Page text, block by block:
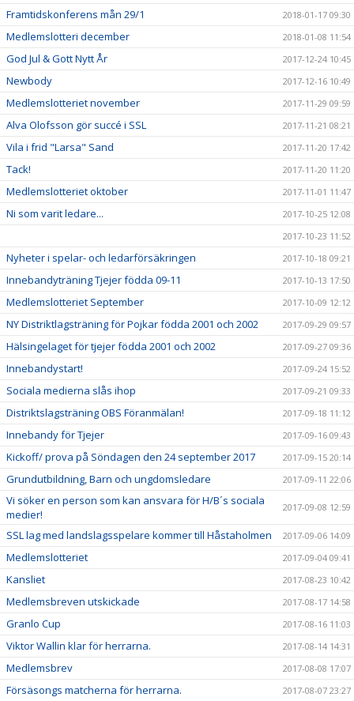
Framtidskonferens mån 29/1 2018-01-17 09:30
Medlemslotteri december 2018-01-08 11:54
God Jul & Gott Nytt År 2017-12-24 10:45
Newbody 2017-12-16 10:49
Medlemslotteriet november 2017-11-29 09:59
Alva Olofsson gör succé i SSL 2017-11-21 08:21
Vila i frid "Larsa" Sand 2017-11-20 17:42
Tack! 2017-11-20 11:20
Medlemslotteriet oktober 2017-11-01 11:47
Ni som varit ledare...
2017-10-25 12:08
2017-10-23 11:52
Nyheter i spelar- och ledarförsäkringen 2017-10-18 09:21
Innebandyträning Tjejer födda 09-11 2017-10-13 17:50
Medlemslotteriet September 2017-10-09 12:12
NY Distriktlagsträning för Pojkar födda 2001 och 2002 2017-09-29 09:57
Hälsingelaget för tjejer födda 2001 och 2002 2017-09-27 09:36
Innebandystart! 2017-09-24 15:52
Sociala medierna slås ihop 2017-09-21 09:33
Distriktslagsträning OBS Föranmälan! 2017-09-18 11:12
Innebandy för Tjejer 2017-09-16 09:43
Kickoff/ prova på Söndagen den 24 september 2017 2017-09-15 20:14
Grundutbildning, Barn och ungdomsledare 2017-09-11 22:06
Vi söker en person som kan ansvara för H/B´s sociala
medier!
2017-09-08 12:59
SSL lag med landslagsspelare kommer till Håstaholmen 2017-09-06 14:09
Medlemslotteriet 2017-09-04 09:41
Kansliet 2017-08-23 10:42
Medlemsbreven utskickade 2017-08-17 14:58
Granlo Cup 2017-08-16 11:03
Viktor Wallin klar för herrarna. 2017-08-14 14:31
Medlemsbrev 2017-08-08 17:07
Försäsongs matcherna för herrarna. 2017-08-07 23:27